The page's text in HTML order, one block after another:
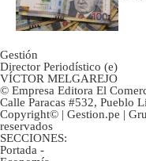
Gestión
Director Periodístico (e)
VÍCTOR MELGAREJO
© Empresa Editora El
Calle Paracas #532, Pueblo
Copyright© | Gestion.pe |
reservados
SECCIONES:
Portada -